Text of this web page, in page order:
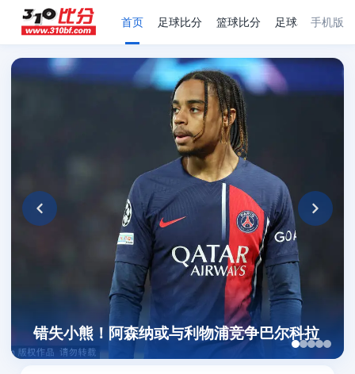
首页 足球比分 篮球比分 足球赛程 足
手机版
错失小熊！阿森纳或与利物浦竞争巴尔科拉